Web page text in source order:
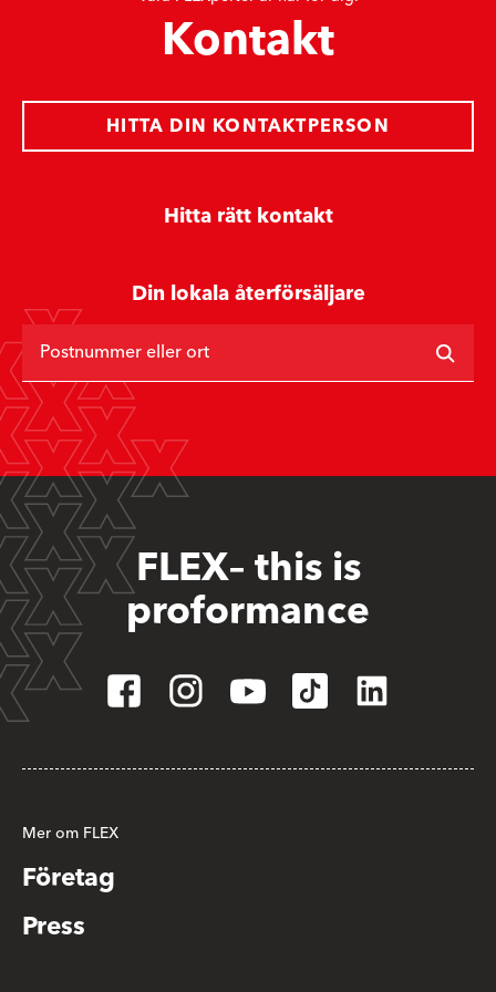
Kontakt
Hitta rätt kontakt
HITTA DIN KONTAKTPERSON
Din lokala återförsäljare
Postnummer eller ort
FLEX– this is
proformance
Mer om FLEX
Företag
Press